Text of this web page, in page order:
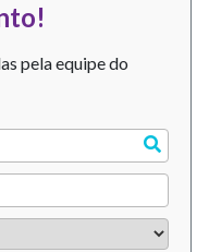
pela equipe do